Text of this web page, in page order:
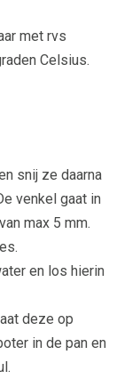
met rvs
Celsius.
snij ze daarna
venkel gaat in
max 5 mm.
en los hierin
deze op
in de pan en